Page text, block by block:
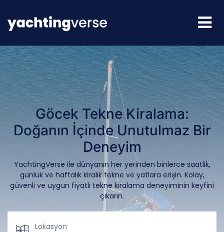
Göcek Tekne Kiralama:
Doğanın İçinde Unutulmaz Bir
Deneyim
YachtingVerse ile dünyanın her yerinden binlerce saatlik,
günlük ve haftalık kiralık tekne ve yatlara erişin. Kolay,
güvenli ve uygun fiyatlı tekne kiralama deneyiminin keyfini
çıkarın.
Lokasyon